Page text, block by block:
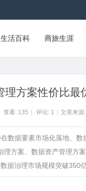
生活百科 商旅生涯
方案性价比最
查看: 135 评论: 1 文章来源
数据要素市场化落地、
方案、数据资产管理方
治理市场规模突破350